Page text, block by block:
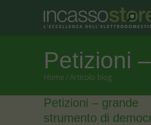
Petizioni
Home /Articolo blog
Petizioni – grande
strumento di